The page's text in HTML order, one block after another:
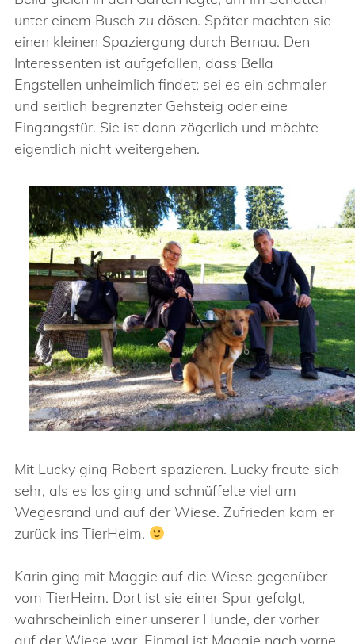
unter einem Busch zu dösen. Später machten sie
einen kleinen Spaziergang durch Bernau. Den
Interessenten ist aufgefallen, dass Bella
Engstellen unheimlich findet; sei es ein schmaler
und seitlich begrenzter Gehsteig oder eine
Eingangstür. Sie ist dann zögerlich und möchte
eigentlich nicht weitergehen.
Mit Lucky ging Robert spazieren. Lucky freute sich
sehr, als es los ging und schnüffelte viel am
Wegesrand und auf der Wiese. Zufrieden kam er
zurück ins TierHeim.
Karin ging mit Maggie auf die Wiese gegenüber
vom TierHeim. Dort ist sie einer Spur gefolgt,
wahrscheinlich einer unserer Hunde, der vorher